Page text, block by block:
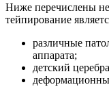
Ниже перечислены
тейпирование
различные
аппарата;
детский